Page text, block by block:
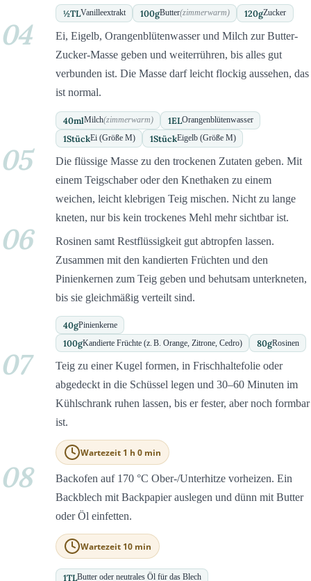
½TLVanilleextrakt 100gButter(zimmerwarm) 120gZucker
04
Ei, Eigelb, Orangenblütenwasser und Milch zur Butter-
Zucker-Masse geben und weiterrühren, bis alles gut
verbunden ist. Die Masse darf leicht flockig aussehen, das
ist normal.
40mlMilch(zimmerwarm) 1ELOrangenblütenwasser
1StückEi (Größe M) 1StückEigelb (Größe M)
05
Die flüssige Masse zu den trockenen Zutaten geben. Mit
einem Teigschaber oder den Knethaken zu einem
weichen, leicht klebrigen Teig mischen. Nicht zu lange
kneten, nur bis kein trockenes Mehl mehr sichtbar ist.
06
Rosinen samt Restflüssigkeit gut abtropfen lassen.
Zusammen mit den kandierten Früchten und den
Pinienkernen zum Teig geben und behutsam unterkneten,
bis sie gleichmäßig verteilt sind.
40gPinienkerne
100gKandierte Früchte (z. B. Orange, Zitrone, Cedro) 80gRosinen
07
Teig zu einer Kugel formen, in Frischhaltefolie oder
abgedeckt in die Schüssel legen und 30–60 Minuten im
Kühlschrank ruhen lassen, bis er fester, aber noch formbar
ist.
Wartezeit 1 h 0 min
08
Backofen auf 170 °C Ober-/Unterhitze vorheizen. Ein
Backblech mit Backpapier auslegen und dünn mit Butter
oder Öl einfetten.
Wartezeit 10 min
1TLButter oder neutrales Öl für das Blech